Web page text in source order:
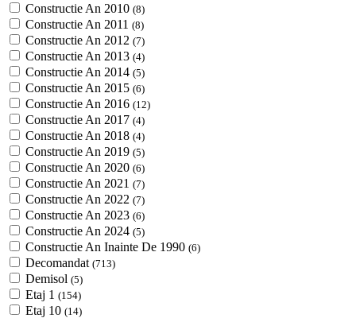
Constructie An 2010 (8)
Constructie An 2011 (8)
Constructie An 2012 (7)
Constructie An 2013 (4)
Constructie An 2014 (5)
Constructie An 2015 (6)
Constructie An 2016 (12)
Constructie An 2017 (4)
Constructie An 2018 (4)
Constructie An 2019 (5)
Constructie An 2020 (6)
Constructie An 2021 (7)
Constructie An 2022 (7)
Constructie An 2023 (6)
Constructie An 2024 (5)
Constructie An Inainte De 1990 (6)
Decomandat (713)
Demisol (5)
Etaj 1 (154)
Etaj 10 (14)